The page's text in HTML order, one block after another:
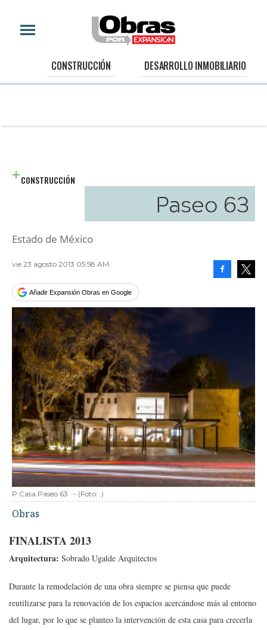
CONSTRUCCIÓN DESARROLLO INMOBILIARIO
CONSTRUCCIÓN
Paseo 63
Estado de México
vie 23 agosto 2013 05:58 AM
Añadir Expansión Obras en Google
P Casa Paseo 63 - (Foto: .)
Obras
FINALISTA 2013
Arquitectura: Sobrado Ugalde Arquitectos
Durante la remodelación de una obra siempre se piensa que puede
reutilizarse para la renovación de los espacios acercándose más al entorno
del lugar, por lo que se planteo la intervención de esta casa para crecerla